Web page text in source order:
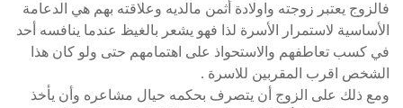
فالزوج يعتبر زوجته واولادة أثمن مالديه وعلاقته بهم هي الدعامة
الأساسية لاستمرار الأسرة لذا فهو يشعر بالغيظ عندما ينافسه أحد
في كسب تعاطفهم والاستحواذ على اهتمامهم حتى ولو كان هذا
الشخص اقرب المقربين للاسرة .
ومع ذلك على الزوج أن يتصرف بحكمه حيال مشاعره وأن يأخذ